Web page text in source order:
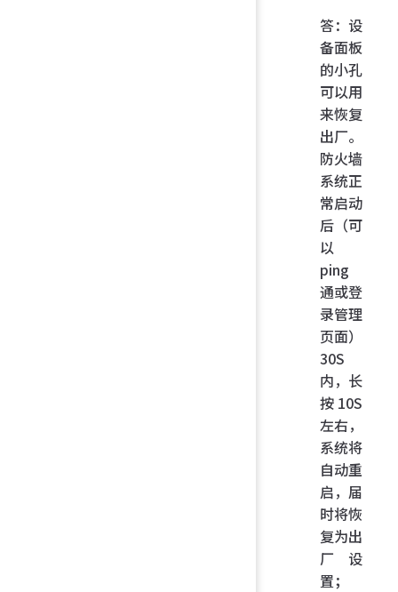
答：设
备面板
的小孔
可以用
来恢复
出厂。
防火墙
系统正
常启动
后（可
以
ping
通或登
录管理
页面）
30S
内，长
按 10S
左右，
系统将
自动重
启，届
时将恢
复为出
厂设
置；